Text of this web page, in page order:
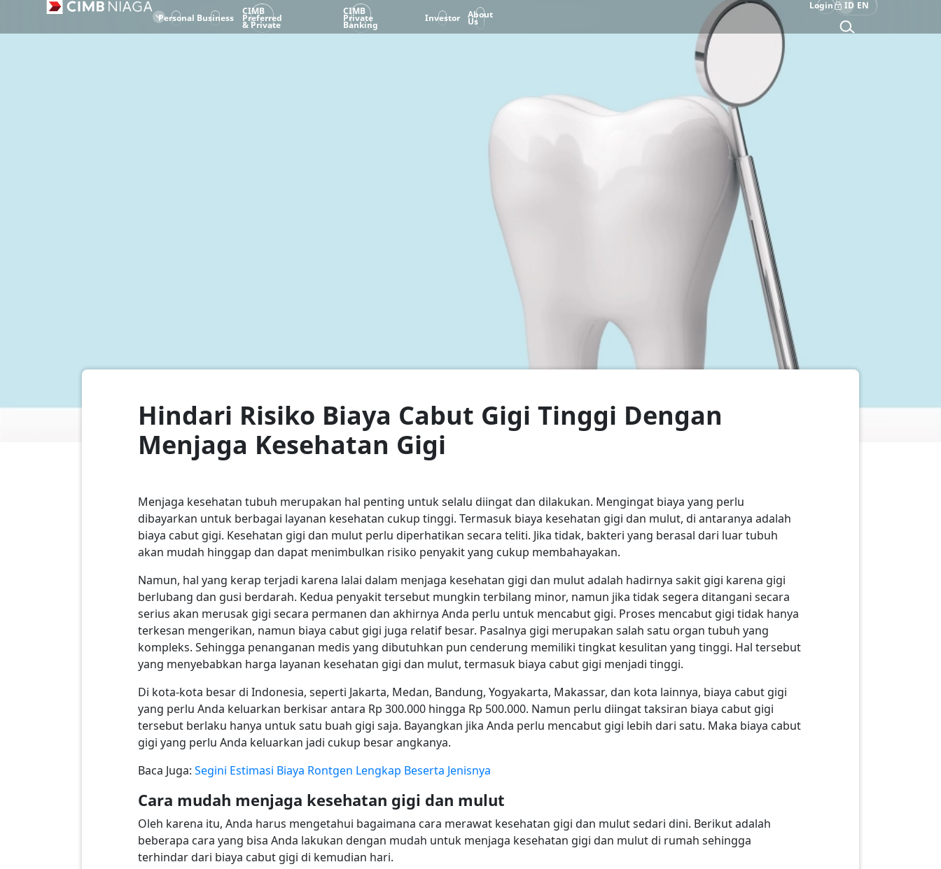
Personal Business
CIMB
Preferred
& Private
CIMB
Private
Banking
Investor About
Us
Login ID EN
Hindari Risiko Biaya Cabut Gigi Tinggi Dengan
Menjaga Kesehatan Gigi
Menjaga kesehatan tubuh merupakan hal penting untuk selalu diingat dan dilakukan. Mengingat biaya yang perlu
dibayarkan untuk berbagai layanan kesehatan cukup tinggi. Termasuk biaya kesehatan gigi dan mulut, di antaranya adalah
biaya cabut gigi. Kesehatan gigi dan mulut perlu diperhatikan secara teliti. Jika tidak, bakteri yang berasal dari luar tubuh
akan mudah hinggap dan dapat menimbulkan risiko penyakit yang cukup membahayakan.
Namun, hal yang kerap terjadi karena lalai dalam menjaga kesehatan gigi dan mulut adalah hadirnya sakit gigi karena gigi
berlubang dan gusi berdarah. Kedua penyakit tersebut mungkin terbilang minor, namun jika tidak segera ditangani secara
serius akan merusak gigi secara permanen dan akhirnya Anda perlu untuk mencabut gigi. Proses mencabut gigi tidak hanya
terkesan mengerikan, namun biaya cabut gigi juga relatif besar. Pasalnya gigi merupakan salah satu organ tubuh yang
kompleks. Sehingga penanganan medis yang dibutuhkan pun cenderung memiliki tingkat kesulitan yang tinggi. Hal tersebut
yang menyebabkan harga layanan kesehatan gigi dan mulut, termasuk biaya cabut gigi menjadi tinggi.
Di kota-kota besar di Indonesia, seperti Jakarta, Medan, Bandung, Yogyakarta, Makassar, dan kota lainnya, biaya cabut gigi
yang perlu Anda keluarkan berkisar antara Rp 300.000 hingga Rp 500.000. Namun perlu diingat taksiran biaya cabut gigi
tersebut berlaku hanya untuk satu buah gigi saja. Bayangkan jika Anda perlu mencabut gigi lebih dari satu. Maka biaya cabut
gigi yang perlu Anda keluarkan jadi cukup besar angkanya.
Baca Juga: Segini Estimasi Biaya Rontgen Lengkap Beserta Jenisnya
Cara mudah menjaga kesehatan gigi dan mulut
Oleh karena itu, Anda harus mengetahui bagaimana cara merawat kesehatan gigi dan mulut sedari dini. Berikut adalah
beberapa cara yang bisa Anda lakukan dengan mudah untuk menjaga kesehatan gigi dan mulut di rumah sehingga
terhindar dari biaya cabut gigi di kemudian hari.